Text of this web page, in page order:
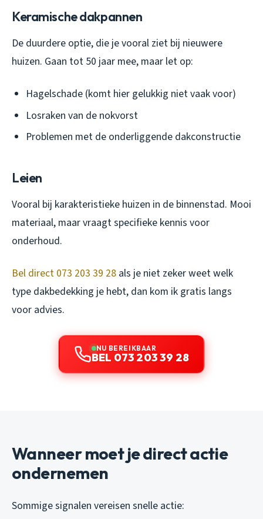
Keramische dakpannen
De duurdere optie, die je vooral ziet bij nieuwere
huizen. Gaan tot 50 jaar mee, maar let op:
Hagelschade (komt hier gelukkig niet vaak voor)
Losraken van de nokvorst
Problemen met de onderliggende dakconstructie
Leien
Vooral bij karakteristieke huizen in de binnenstad. Mooi
materiaal, maar vraagt specifieke kennis voor
onderhoud.
Bel direct 073 203 39 28 als je niet zeker weet welk
type dakbedekking je hebt, dan kom ik gratis langs
voor advies.
NU BEREIKBAAR
BEL 073 203 39 28
Wanneer moet je direct actie
ondernemen
Sommige signalen vereisen snelle actie: